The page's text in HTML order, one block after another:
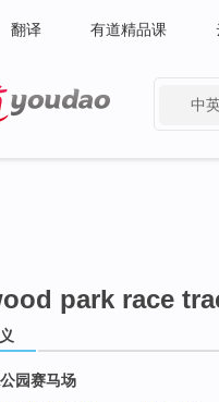
翻译 有道精品课
中
park race
园赛马场